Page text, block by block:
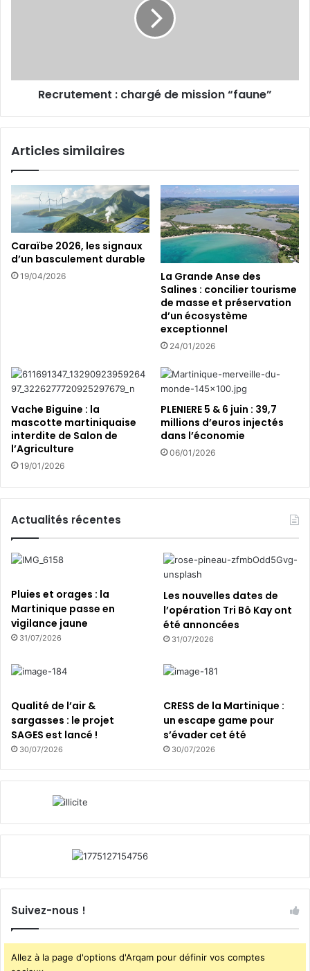
e
e
h
g
é
m
s
f
a
n
e
”
Recrutement : chargé de mission “faune”
Articles similaires
Caraïbe 2026, les signaux
d’un basculement durable
19/04/2026
La Grande Anse des
Salines : concilier tourisme
de masse et préservation
d’un écosystème
exceptionnel
24/01/2026
Vache Biguine : la
mascotte martiniquaise
interdite de Salon de
l’Agriculture
19/01/2026
PLENIERE 5 & 6 juin : 39,7
millions d’euros injectés
dans l’économie
06/01/2026
Actualités récentes
Pluies et orages : la
Martinique passe en
vigilance jaune
31/07/2026
Les nouvelles dates de
l’opération Tri Bô Kay ont
été annoncées
31/07/2026
Qualité de l’air &
sargasses : le projet
SAGES est lancé !
30/07/2026
CRESS de la Martinique :
un escape game pour
s’évader cet été
30/07/2026
Suivez-nous !
Allez à la page d'options d'Arqam pour définir vos comptes